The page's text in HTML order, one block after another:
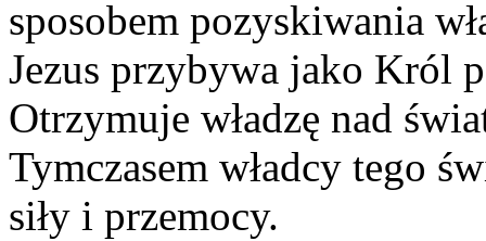
sposobem pozyskiwania
Jezus przybywa jako Król
Otrzymuje władzę nad
Tymczasem władcy tego
siły i przemocy.